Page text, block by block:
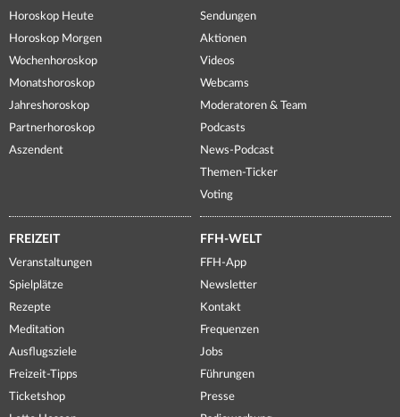
Horoskop Heute
Horoskop Morgen
Wochenhoroskop
Monatshoroskop
Jahreshoroskop
Partnerhoroskop
Aszendent
Sendungen
Aktionen
Videos
Webcams
Moderatoren & Team
Podcasts
News-Podcast
Themen-Ticker
Voting
FREIZEIT
Veranstaltungen
Spielplätze
Rezepte
Meditation
Ausflugsziele
Freizeit-Tipps
Ticketshop
FFH-WELT
FFH-App
Newsletter
Kontakt
Frequenzen
Jobs
Führungen
Presse